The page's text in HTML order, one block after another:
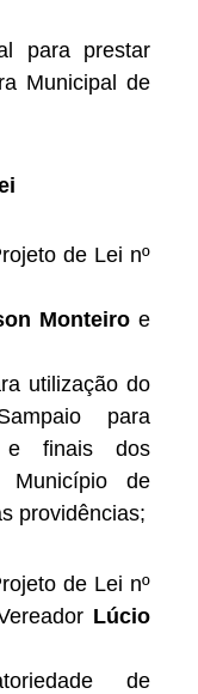
para prestar
Municipal de
de Lei nº
Monteiroe
utilização do
para
e finais dos
Município de
providências;
de Lei nº
Lúcio
de